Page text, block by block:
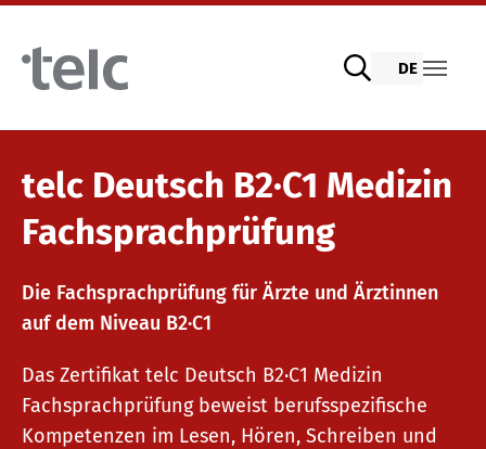
Skip to main content
Sprachprüfungen
telc Prüfungen digital mit DIGItelc 2.0
telc Remote Tests
DE
telc Deutsch B2·C1 Medizin
Fachsprachprüfung
Die Fachsprachprüfung für Ärzte und Ärztinnen
auf dem Niveau B2·C1
Das Zertifikat telc Deutsch B2·C1 Medizin
Fachsprachprüfung beweist berufsspezifische
Kompetenzen im Lesen, Hören, Schreiben und